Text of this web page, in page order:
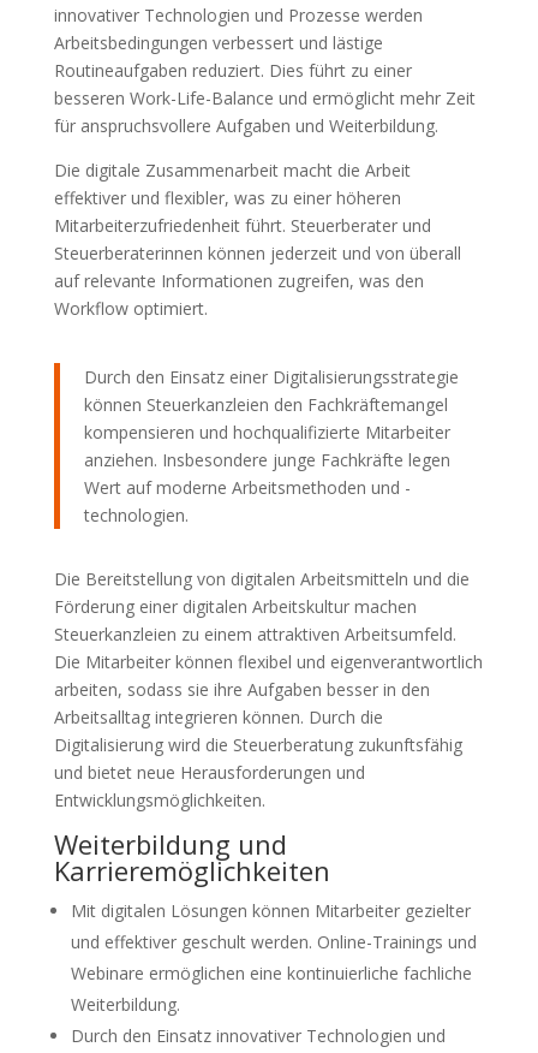
innovativer Technologien und Prozesse werden
Arbeitsbedingungen verbessert und lästige
Routineaufgaben reduziert. Dies führt zu einer
besseren Work-Life-Balance und ermöglicht mehr Zeit
für anspruchsvollere Aufgaben und Weiterbildung.
Die digitale Zusammenarbeit macht die Arbeit
effektiver und flexibler, was zu einer höheren
Mitarbeiterzufriedenheit führt. Steuerberater und
Steuerberaterinnen können jederzeit und von überall
auf relevante Informationen zugreifen, was den
Workflow optimiert.
Durch den Einsatz einer Digitalisierungsstrategie
können Steuerkanzleien den Fachkräftemangel
kompensieren und hochqualifizierte Mitarbeiter
anziehen. Insbesondere junge Fachkräfte legen
Wert auf moderne Arbeitsmethoden und -
technologien.
Die Bereitstellung von digitalen Arbeitsmitteln und die
Förderung einer digitalen Arbeitskultur machen
Steuerkanzleien zu einem attraktiven Arbeitsumfeld.
Die Mitarbeiter können flexibel und eigenverantwortlich
arbeiten, sodass sie ihre Aufgaben besser in den
Arbeitsalltag integrieren können. Durch die
Digitalisierung wird die Steuerberatung zukunftsfähig
und bietet neue Herausforderungen und
Entwicklungsmöglichkeiten.
Weiterbildung und
Karrieremöglichkeiten
Mit digitalen Lösungen können Mitarbeiter gezielter
und effektiver geschult werden. Online-Trainings und
Webinare ermöglichen eine kontinuierliche fachliche
Weiterbildung.
Durch den Einsatz innovativer Technologien und